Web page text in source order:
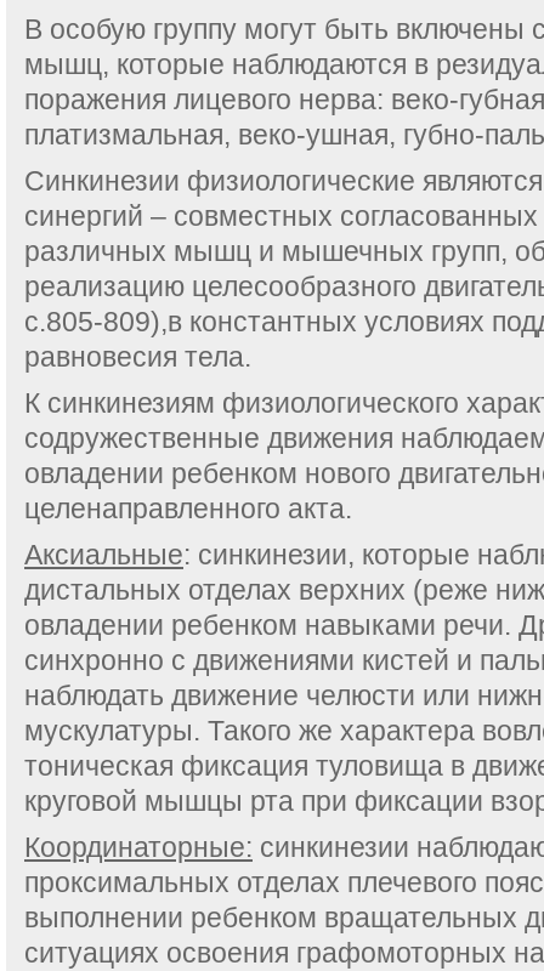
В особую группу могут быть включены
мышц, которые наблюдаются в
поражения лицевого нерва: веко-
платизмальная, веко-ушная, губно-
Синкинезии физиологические
синергий – совместных
различных мышц и мышечных групп,
реализацию целесообразного
с.805-809),в константных условиях
равновесия тела.
К синкинезиям физиологического
содружественные движения
овладении ребенком нового
целенаправленного акта.
Аксиальные: синкинезии, которые
дистальных отделах верхних (реже
овладении ребенком навыками речи.
синхронно с движениями кистей и
наблюдать движение челюсти или
мускулатуры. Такого же характера
тоническая фиксация туловища в
круговой мышцы рта при фиксации
Координаторные: синкинезии
проксимальных отделах плечевого
выполнении ребенком вращательных
ситуациях освоения графомоторных